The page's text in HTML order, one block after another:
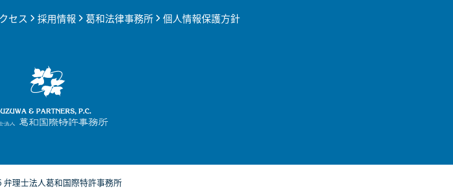
セス 採用情報 葛和法律事務所 個人情報保護方針
弁理士法人葛和国際特許事務所